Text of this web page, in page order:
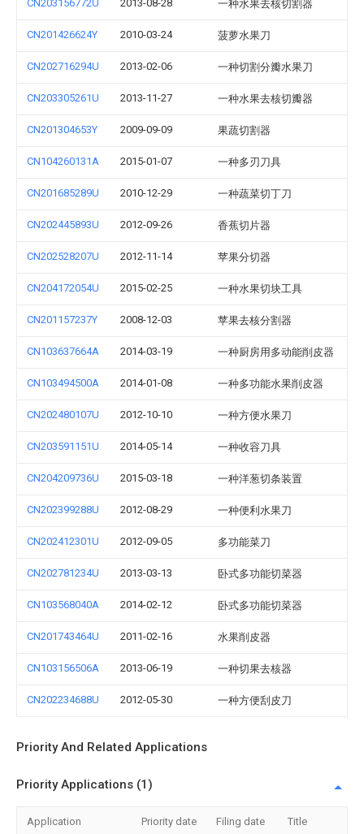
CN203156772U 2013-08-28 一种水果去核切割器
CN201426624Y 2010-03-24 菠萝水果刀
CN202716294U 2013-02-06 一种切割分瓣水果刀
CN203305261U 2013-11-27 一种水果去核切瓣器
CN201304653Y 2009-09-09 果蔬切割器
CN104260131A 2015-01-07 一种多刃刀具
CN201685289U 2010-12-29 一种蔬菜切丁刀
CN202445893U 2012-09-26 香蕉切片器
CN202528207U 2012-11-14 苹果分切器
CN204172054U 2015-02-25 一种水果切块工具
CN201157237Y 2008-12-03 苹果去核分割器
CN103637664A 2014-03-19 一种厨房用多动能削皮器
CN103494500A 2014-01-08 一种多功能水果削皮器
CN202480107U 2012-10-10 一种方便水果刀
CN203591151U 2014-05-14 一种收容刀具
CN204209736U 2015-03-18 一种洋葱切条装置
CN202399288U 2012-08-29 一种便利水果刀
CN202412301U 2012-09-05 多功能菜刀
CN202781234U 2013-03-13 卧式多功能切菜器
CN103568040A 2014-02-12 卧式多功能切菜器
CN201743464U 2011-02-16 水果削皮器
CN103156506A 2013-06-19 一种切果去核器
CN202234688U 2012-05-30 一种方便刮皮刀
Priority And Related Applications
Priority Applications (1)
Application Priority date Filing date Title